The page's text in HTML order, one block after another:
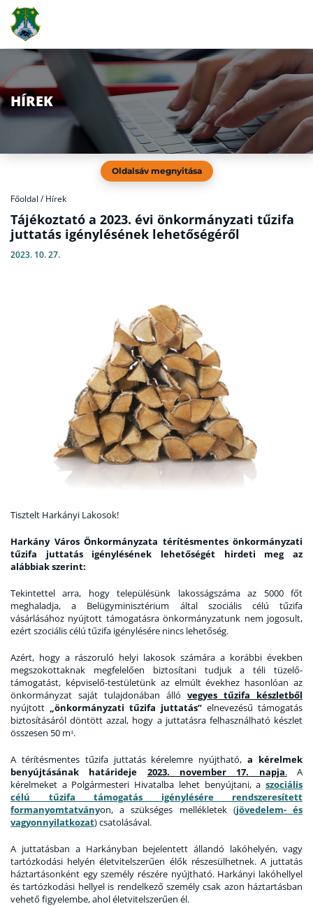
HÍREK
Oldalsáv megnyitása
Főoldal / Hírek
Tájékoztató a 2023. évi önkormányzati tűzifa
juttatás igénylésének lehetőségéről
2023. 10. 27.
Tisztelt Harkányi Lakosok!
Harkány Város Önkormányzata térítésmentes önkormányzati
tűzifa juttatás igénylésének lehetőségét hirdeti meg az
alábbiak szerint:
Tekintettel arra, hogy településünk lakosságszáma az 5000 főt
meghaladja, a Belügyminisztérium által szociális célú tűzifa
vásárlásához nyújtott támogatásra önkormányzatunk nem jogosult,
ezért szociális célú tűzifa igénylésére nincs lehetőség.
Azért, hogy a rászoruló helyi lakosok számára a korábbi években
megszokottaknak megfelelően biztosítani tudjuk a téli tüzelő-
támogatást, képviselő-testületünk az elmúlt évekhez hasonlóan az
önkormányzat saját tulajdonában álló vegyes tűzifa készletből
nyújtott
„önkormányzati tűzifa juttatás” elnevezésű támogatás
biztosításáról döntött azzal, hogy a juttatásra felhasználható készlet
összesen 50 m3.
A térítésmentes tűzifa juttatás kérelemre nyújtható,a kérelmek
benyújtásának határideje 2023. november 17. napja.A
kérelmeket a Polgármesteri Hivatalba lehet benyújtani, a szociális
célú tűzifa támogatás igénylésére rendszeresített
formanyomtatványon, a szükséges mellékletek (jövedelem- és
vagyonnyilatkozat) csatolásával.
A juttatásban a Harkányban bejelentett állandó lakóhelyén, vagy
tartózkodási helyén életvitelszerűen élők részesülhetnek. A juttatás
háztartásonként egy személy részére nyújtható. Harkányi lakóhellyel
és tartózkodási hellyel is rendelkező személy csak azon háztartásban
vehető figyelembe, ahol életvitelszerűen él.